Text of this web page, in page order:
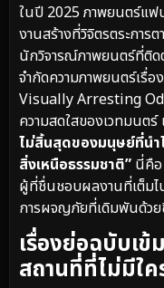
ในปี 2025 ภาพยนตร์แฟ
งานสร้างที่วิจิตรตระการต
นักวิจารณ์ภาพยนตร์ที่ติ
จำกัดความภาพยนตร์เรื่
Visually Arresting
ความสดใสของเวทมนต
ไม่สิ้นสุดของมนุษย์ที่นำ
สิ่งเหนือธรรมชาติ” นี่คือ
ผู้ที่ชื่นชอบผลงานที่เต็มไ
การผจญภัยที่เดิมพันด้วย
เรื่องย่อฉบับเ
สถานที่ที่ไม่มีใ